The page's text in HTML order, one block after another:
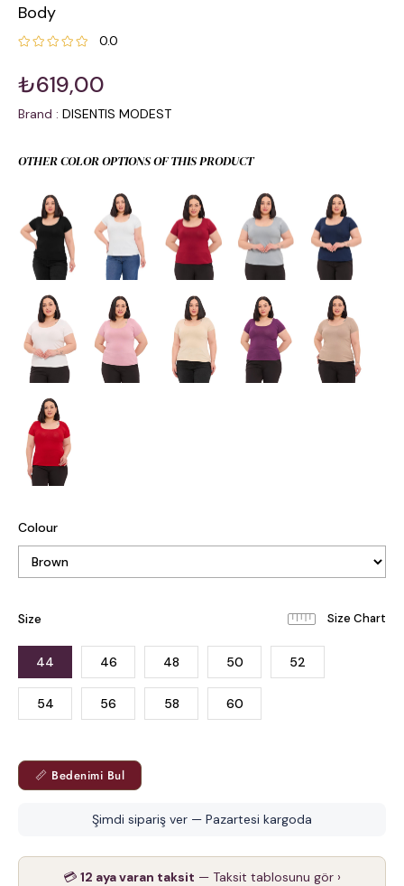
Body
0.0
₺619,00
Brand : DISENTIS MODEST
OTHER COLOR OPTIONS OF THIS PRODUCT
Colour
Size
44 46 48 50 52
54 56 58 60
📏 Bedenimi Bul
Şimdi sipariş ver — Pazartesi kargoda
💳 12 aya varan taksit — Taksit tablosunu gör ›